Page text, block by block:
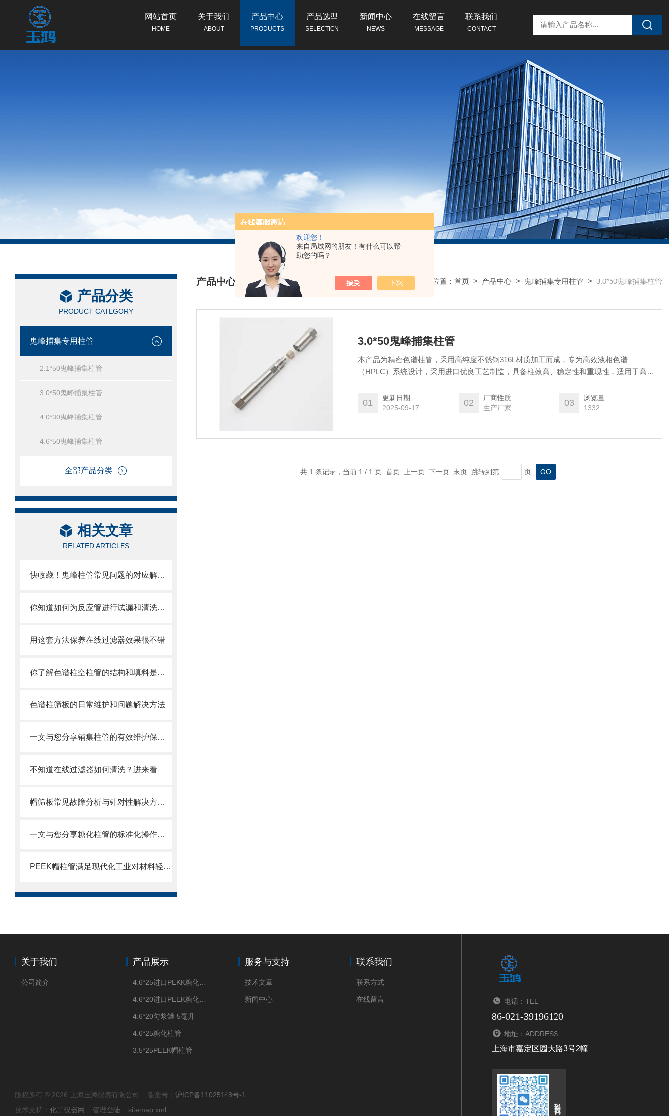
欢迎您！
来自局域网的朋友！有什么可以帮
助您的吗？
网站首页
HOME
关于我们
ABOUT
产品中心
PRODUCTS
产品选型
SELECTION
新闻中心
NEWS
在线留言
MESSAGE
联系我们
CONTACT
产品分类
PRODUCT CATEGORY
鬼峰捕集专用柱管
2.1*50鬼峰捕集柱管
3.0*50鬼峰捕集柱管
4.0*30鬼峰捕集柱管
4.6*50鬼峰捕集柱管
全部产品分类
相关文章
RELATED ARTICLES
快收藏！鬼峰柱管常见问题的对应解决妙招
你知道如何为反应管进行试漏和清洗吗？这篇文章教你一个有效的方法
用这套方法保养在线过滤器效果很不错
你了解色谱柱空柱管的结构和填料是什么吗
色谱柱筛板的日常维护和问题解决方法
一文与您分享铺集柱管的有效维护保养方法
不知道在线过滤器如何清洗？进来看
帽筛板常见故障分析与针对性解决方法分享
一文与您分享糖化柱管的标准化操作流程
PEEK帽柱管满足现代化工业对材料轻量化和高可靠性的需求
产品中心
/ PRODUCTS CENTER
我的位置： 首页 > 产品中心 > 鬼峰捕集专用柱管 > 3.0*50鬼峰捕集柱管
3.0*50鬼峰捕集柱管
本产品为精密色谱柱管，采用高纯度不锈钢316L材质加工而成，专为高效液相色谱
（HPLC）系统设计，采用进口优良工艺制造，具备柱效高、稳定性和重现性，适用于高精
01
更新日期
2025-09-17
02
厂商性质
生产厂家
03
浏览量
1332
共 1 条记录，当前 1 / 1 页 首页 上一页 下一页 末页 跳转到第 页
关于我们
公司简介
产品展示
4.6*20匀浆罐-5毫升
4.6*25糖化柱管
3.5*25PEEK帽柱管
服务与支持
技术文章
新闻中心
联系我们
联系方式
在线留言
版权所有 © 2026 上海玉鸿仪表有限公司 备案号： 沪ICP备11025148号-1
技术支持： 化工仪器网 管理登陆 sitemap.xml
电话：TEL
86-021-39196120
地址：ADDRESS
上海市嘉定区园大路3号2幢